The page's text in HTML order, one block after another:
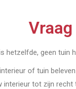
hetzelfde, geen tuin
of tuin
tot zijn recht